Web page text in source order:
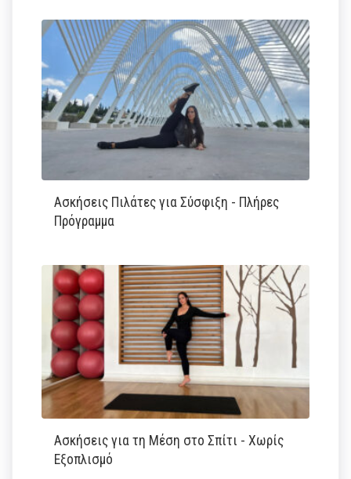
Ασκήσεις Πιλάτες για Σύσφιξη - Πλήρες
Πρόγραμμα
Ασκήσεις για τη Μέση στο Σπίτι - Χωρίς
Εξοπλισμό